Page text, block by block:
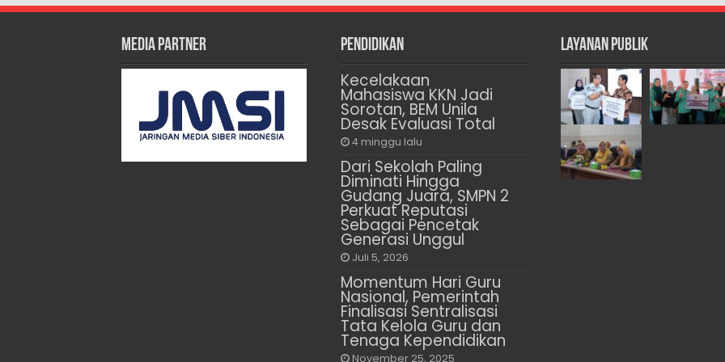
Media Partner Pendidikan
Kecelakaan
Mahasiswa KKN Jadi
Sorotan, BEM Unila
Desak Evaluasi Total
4 minggu lalu
Dari Sekolah Paling
Diminati Hingga
Gudang Juara, SMPN 2
Perkuat Reputasi
Sebagai Pencetak
Generasi Unggul
Juli 5, 2026
Momentum Hari Guru
Nasional, Pemerintah
Finalisasi Sentralisasi
Tata Kelola Guru dan
Tenaga Kependidikan
November 25, 2025
Layanan Publik